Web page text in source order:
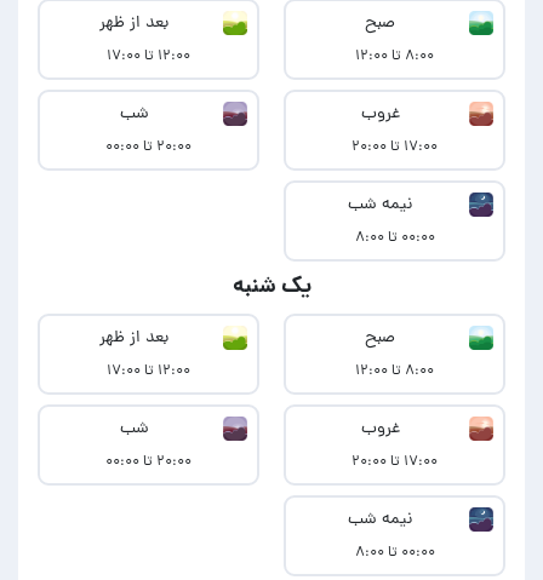
صبح
۸:۰۰ تا ۱۲:۰۰
بعد از ظهر
۱۲:۰۰ تا ۱۷:۰۰
غروب
۱۷:۰۰ تا ۲۰:۰۰
شب
۲۰:۰۰ تا ۰۰:۰۰
نیمه شب
۰۰:۰۰ تا ۸:۰۰
یک شنبه
صبح
۸:۰۰ تا ۱۲:۰۰
بعد از ظهر
۱۲:۰۰ تا ۱۷:۰۰
غروب
۱۷:۰۰ تا ۲۰:۰۰
شب
۲۰:۰۰ تا ۰۰:۰۰
نیمه شب
۰۰:۰۰ تا ۸:۰۰